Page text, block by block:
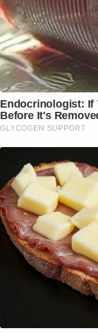
Endocrinologist: If
Before It's
GLYCOGEN SUPPORT